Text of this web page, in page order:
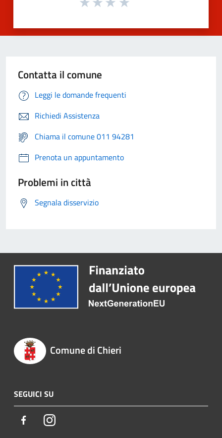
Contatta il comune
Leggi le domande frequenti
Richiedi Assistenza
Chiama il comune 011 94281
Prenota un appuntamento
Problemi in città
Segnala disservizio
Comune di Chieri
SEGUICI SU
FacebookInstagram